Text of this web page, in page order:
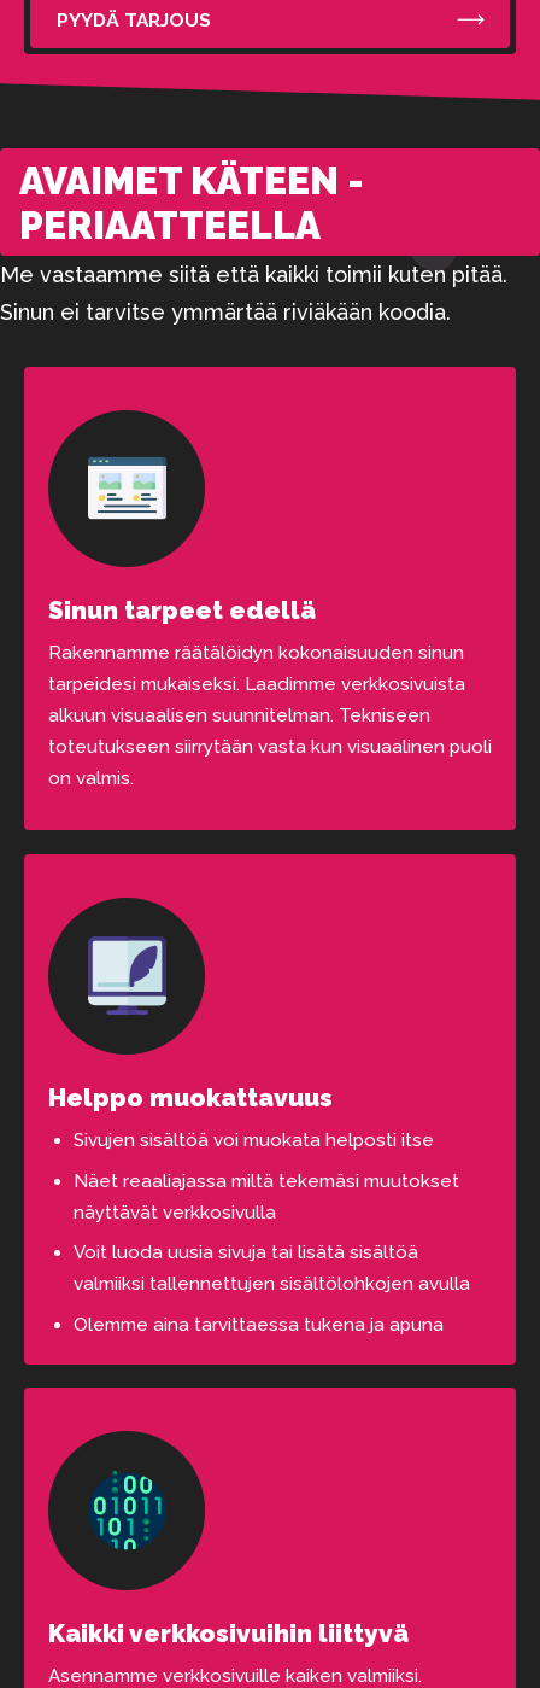
PYYDÄ TARJOUS
AVAIMET KÄTEEN -
PERIAATTEELLA
Me vastaamme siitä että kaikki toimii kuten pitää.
Sinun ei tarvitse ymmärtää riviäkään koodia.
Sinun tarpeet edellä
Rakennamme räätälöidyn kokonaisuuden sinun
tarpeidesi mukaiseksi. Laadimme verkkosivuista
alkuun visuaalisen suunnitelman. Tekniseen
toteutukseen siirrytään vasta kun visuaalinen puoli
on valmis.
Helppo muokattavuus
Sivujen sisältöä voi muokata helposti itse
Näet reaaliajassa miltä tekemäsi muutokset
näyttävät verkkosivulla
Voit luoda uusia sivuja tai lisätä sisältöä
valmiiksi tallennettujen sisältölohkojen avulla
Olemme aina tarvittaessa tukena ja apuna
Kaikki verkkosivuihin liittyvä
Asennamme verkkosivuille kaiken valmiiksi.